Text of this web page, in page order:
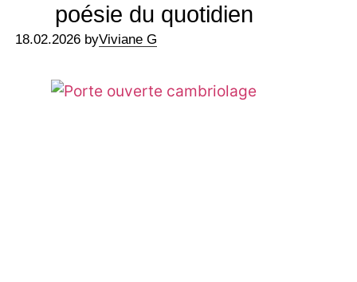
poésie du quotidien
18.02.2026 byViviane G